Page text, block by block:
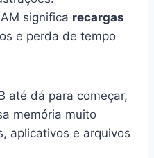
significa recargas
e perda de tempo
até dá para começar,
memória muito
aplicativos e arquivos